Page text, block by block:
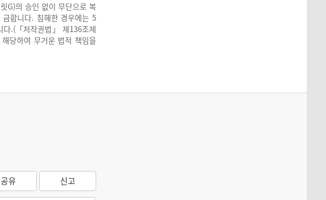
G)의 승인 없이 무단으로 복
합니다. 침해한 경우에는 5
.(「저작권법」 제136조제
당하여 무거운 법적 책임을
공유 신고